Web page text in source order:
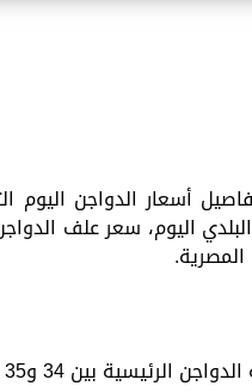
البلدي اليوم، سعر علف
بين 34 و35 جنيها للكيلو